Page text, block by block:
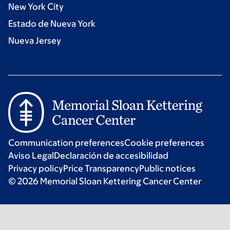
New York City
Estado de Nueva York
Nueva Jersey
Communication preferencesCookie preferences
Aviso LegalDeclaración de accesibilidad
Privacy policyPrice TransparencyPublic notices
© 2026 Memorial Sloan Kettering Cancer Center